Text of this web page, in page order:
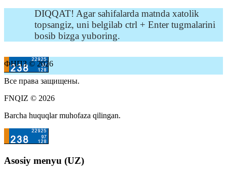
DIQQAT! Agar sahifalarda matnda xatolik
topsangiz, uni belgilab ctrl + Enter tugmalarini
bosib bizga yuboring.
ФНПЗ © 2026
Все права защищены.
FNQIZ © 2026
Barcha huquqlar muhofaza qilingan.
Asosiy menyu (UZ)